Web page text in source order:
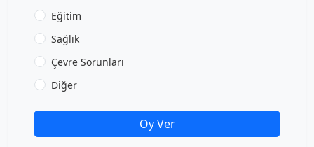
Eğitim
Sağlık
Çevre Sorunları
Diğer
Oy Ver